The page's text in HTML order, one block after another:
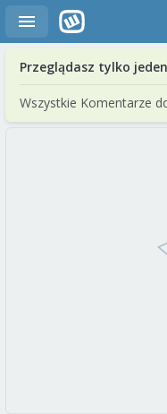
Przeglądasz tylko
Wszystkie Komentarze